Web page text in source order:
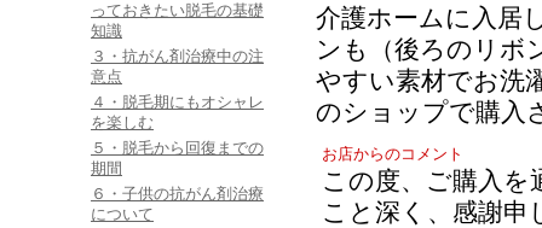
っておきたい脱毛の基礎
知識
３・抗がん剤治療中の注
意点
４・脱毛期にもオシャレ
を楽しむ
５・脱毛から回復までの
期間
６・子供の抗がん剤治療
について
介護ホームに入居
ンも（後ろのリボ
やすい素材でお洗
のショップで購入
お店からのコメント
この度、ご購入
こと深く、感謝申